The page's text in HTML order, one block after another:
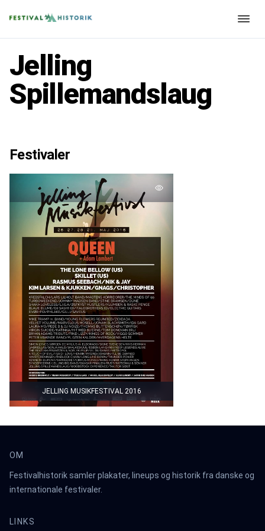
Jelling
Spillemandslaug
Festivaler
JELLING MUSIKFESTIVAL 2016
OM
Festivalhistorik samler plakater, lineups og historik fra danske og
internationale festivaler.
LINKS